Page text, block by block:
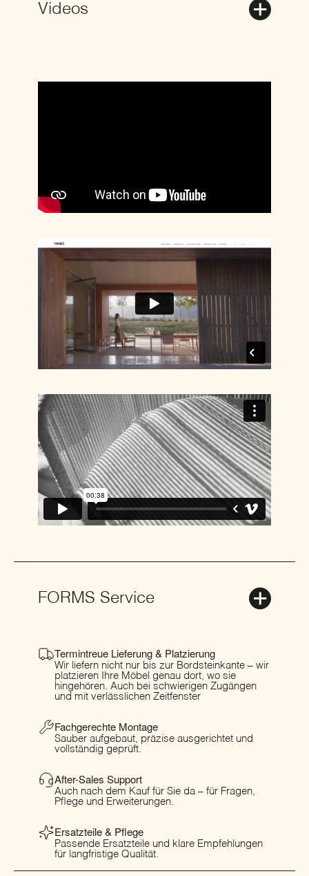
Videos
FORMS Service
Termintreue Lieferung & Platzierung
Wir liefern nicht nur bis zur Bordsteinkante – wir
platzieren Ihre Möbel genau dort, wo sie
hingehören. Auch bei schwierigen Zugängen
und mit verlässlichen Zeitfenster
Fachgerechte Montage
Sauber aufgebaut, präzise ausgerichtet und
vollständig geprüft.
After-Sales Support
Auch nach dem Kauf für Sie da – für Fragen,
Pflege und Erweiterungen.
Ersatzteile & Pflege
Passende Ersatzteile und klare Empfehlungen
für langfristige Qualität.